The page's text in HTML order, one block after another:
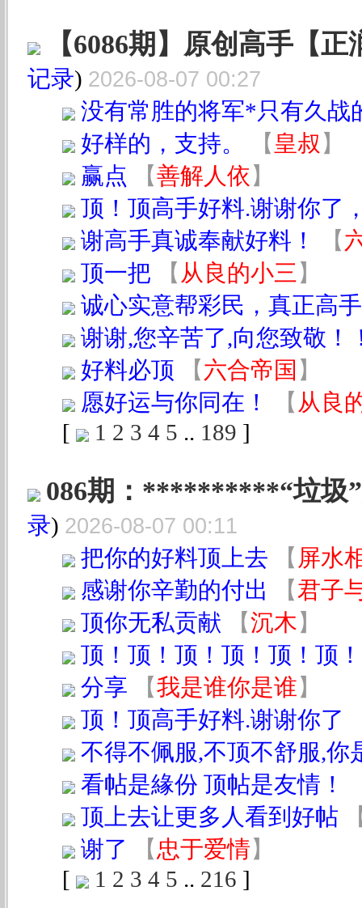
【6086期】原创高手【
记录) 2026-08-07 00:27
没有常胜的将军*只有久战
好样的，支持。
【 皇叔 】
赢点
【善解人依 】
顶！顶高手好料.谢谢你了
谢高手真诚奉献好料！
【
顶一把
【 从良的小三 】
诚心实意帮彩民，真正高
谢谢,您辛苦了,向您致敬！
好料必顶
【六合帝国 】
愿好运与你同在！
【 从良
[
1 2 3 4 5 .. 189 ]
086期：**********“垃
录) 2026-08-07 00:11
把你的好料顶上去 【 屏水
感谢你辛勤的付出
【君子
顶你无私贡献
【沉木】
顶！顶！顶！顶！顶！顶
分享
【我是谁你是谁】
顶！顶高手好料.谢谢你了
不得不佩服,不顶不舒服,你
看帖是緣份 顶帖是友情！
顶上去让更多人看到好帖
谢了
【忠于爱情】
[
1 2 3 4 5 .. 216 ]